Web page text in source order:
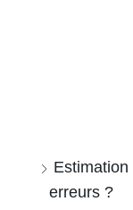
erreurs ?